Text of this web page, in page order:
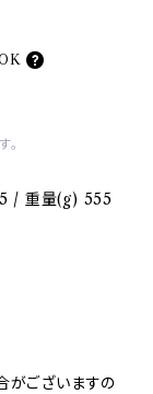
/ 重量(g) 555
がございますの